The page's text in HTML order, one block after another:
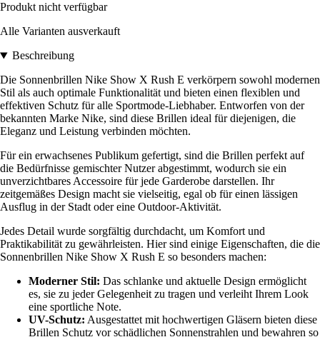
Produkt nicht verfügbar
Alle Varianten ausverkauft
Beschreibung
Die Sonnenbrillen Nike Show X Rush E verkörpern sowohl modernen
Stil als auch optimale Funktionalität und bieten einen flexiblen und
effektiven Schutz für alle Sportmode-Liebhaber. Entworfen von der
bekannten Marke Nike, sind diese Brillen ideal für diejenigen, die
Eleganz und Leistung verbinden möchten.
Für ein erwachsenes Publikum gefertigt, sind die Brillen perfekt auf
die Bedürfnisse gemischter Nutzer abgestimmt, wodurch sie ein
unverzichtbares Accessoire für jede Garderobe darstellen. Ihr
zeitgemäßes Design macht sie vielseitig, egal ob für einen lässigen
Ausflug in der Stadt oder eine Outdoor-Aktivität.
Jedes Detail wurde sorgfältig durchdacht, um Komfort und
Praktikabilität zu gewährleisten. Hier sind einige Eigenschaften, die die
Sonnenbrillen Nike Show X Rush E so besonders machen:
Moderner Stil: Das schlanke und aktuelle Design ermöglicht
es, sie zu jeder Gelegenheit zu tragen und verleiht Ihrem Look
eine sportliche Note.
UV-Schutz: Ausgestattet mit hochwertigen Gläsern bieten diese
Brillen Schutz vor schädlichen Sonnenstrahlen und bewahren so